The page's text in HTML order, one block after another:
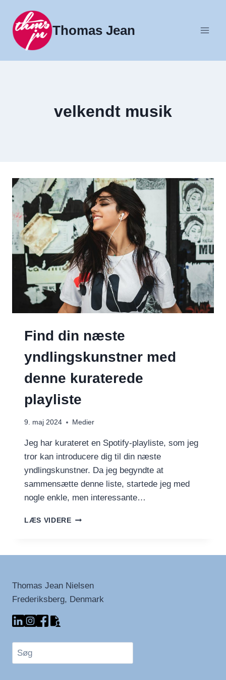
indhold
Thomas Jean
velkendt musik
Find din næste
yndlingskunstner med
denne kuraterede
playliste
9. maj 2024 Medier
Jeg har kurateret en Spotify-playliste, som jeg
tror kan introducere dig til din næste
yndlingskunstner. Da jeg begyndte at
sammensætte denne liste, startede jeg med
nogle enkle, men interessante…
LÆS VIDEREFIND
KURATEREDE
Thomas Jean Nielsen
Frederiksberg, Denmark
Søg